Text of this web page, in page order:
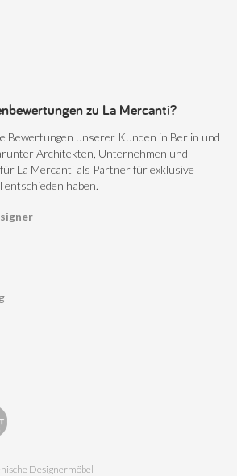
zu La Mercanti?
Bewertungen unserer Kunden in Berlin und
Architekten, Unternehmen und
La Mercanti als Partner für exklusive
haben.
Designermöbel